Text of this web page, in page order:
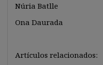
Núria Batlle
Ona Daurada
Artículos relacionados: